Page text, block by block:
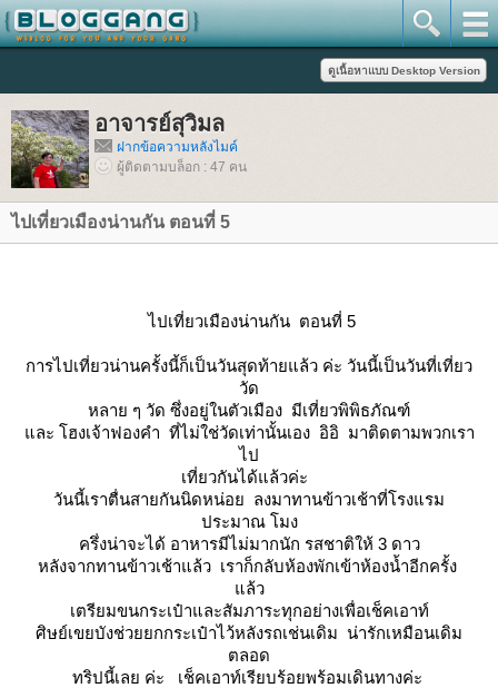
อาจารย์สุวิมล
ฝากข้อความหลังไมค์
ผู้ติดตามบล็อก : 47 คน
ไปเที่ยวเมืองน่านกัน ตอนที่ 5
ไปเที่ยวเมืองน่านกัน ตอนที่ 5
การไปเที่ยวน่านครั้งนี้ก็เป็นวันสุดท้ายแล้ว ค่ะ วันนี้เป็นวันที่เที่ยว
วัด
หลาย ๆ วัด ซึ่งอยู่ในตัวเมือง มีเที่ยวพิพิธภัณฑ์
ละ โฮงเจ้าฟองคำ ที่ไม่ใช่วัดเท่านั้นเอง อิอิ มาติดตามพวกเรา
ไป
เที่ยวกันได้แล้วค่ะ
วันนี้เราตื่นสายกันนิดหน่อย ลงมาทานข้าวเช้าที่โรงแรม
ประมาณ โมง
ครึ่งน่าจะได้ อาหารมีไม่มากนัก รสชาติให้ 3 ดาว
หลังจากทานข้าวเช้าแล้ว เราก็กลับห้องพักเข้าห้องน้ำอีกครั้ง
ล้ว
เตรียมขนกระเป๋าและสัมภาระทุกอย่างเพื่อเช็คเอาท์
ศิษย์เขยบังช่วยยกกระเป๋าไว้หลังรถเช่นเดิม น่ารักเหมือนเดิม
ตลอด
ทริปนี้เลย ค่ะ เช็คเอาท์เรียบร้อยพร้อมเดินทางค่ะ